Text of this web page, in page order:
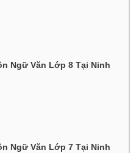
Ngữ Văn Lớp 8 Tại Ninh
Ngữ Văn Lớp 7 Tại Ninh